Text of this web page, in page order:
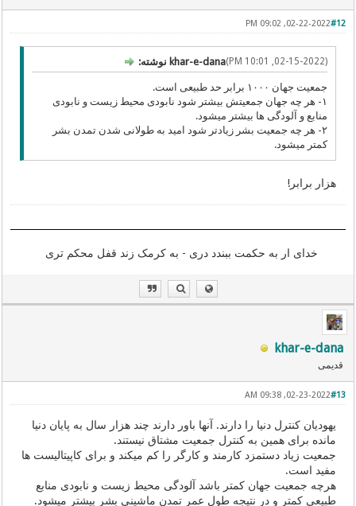
#12
02-22-2022, 09:02 PM
(02-15-2022, 10:01 PM) khar-e-dana نوشته:
جمعیت جهان ۱۰۰۰ برابر حد طبیعی است.
۱- هر چه جهان جمعیتش بیشتر شود نابودی محیط زیست و نابودی
منابع و آلودگی ها بیشتر میشود.
۲- هر چه جمعیت بشر زیادتر شود امید به طولانی شدن تمدن بشر
کمتر میشود.
هزار برابر!
خدای ار به حکمت ببندد دری - به کرمک زند قفل محکم تری
khar-e-dana
قدیمی
#13
02-23-2022, 09:38 AM
یهودیان کنترل دنیا را دارند. آنها باور دارند چند هزار سال به پایان دنیا
مانده برای همین به کنترل جمعیت مشتاق نیستند.
جمعیت زیاد دستمزد کارمند و کارگر را کم میکند و برای کاپیتالیست ها
مفید است.
هرچه جمعیت جهان کمتر باشد آلودگی محیط زیست و نابودی منابع
طبیعی کمتر و در نتیجه طول عمر تمدن ماشینی بشر بیشتر میشود.